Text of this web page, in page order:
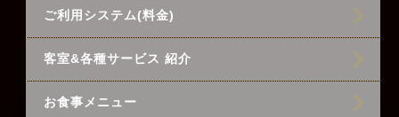
ご利用システム(料金)
客室&各種サービス 紹介
お食事メニュー